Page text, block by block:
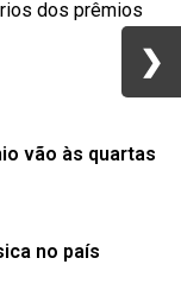
dos prêmios
vão às quartas
no país
❯
❯